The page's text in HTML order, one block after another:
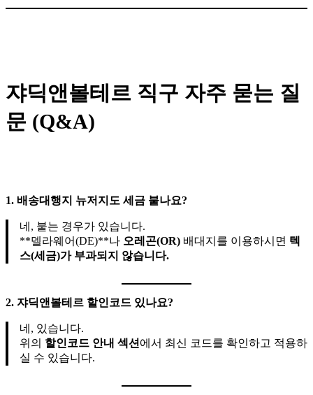
쟈딕앤볼테르 직구 자주 묻는 질
문 (Q&A)
1. 배송대행지 뉴저지도 세금 붙나요?
네, 붙는 경우가 있습니다.
**델라웨어(DE)**나 오레곤(OR) 배대지를 이용하시면 텍
스(세금)가 부과되지 않습니다.
2. 쟈딕앤볼테르 할인코드 있나요?
네, 있습니다.
위의 할인코드 안내 섹션 에서 최신 코드를 확인하고 적용하
실 수 있습니다.